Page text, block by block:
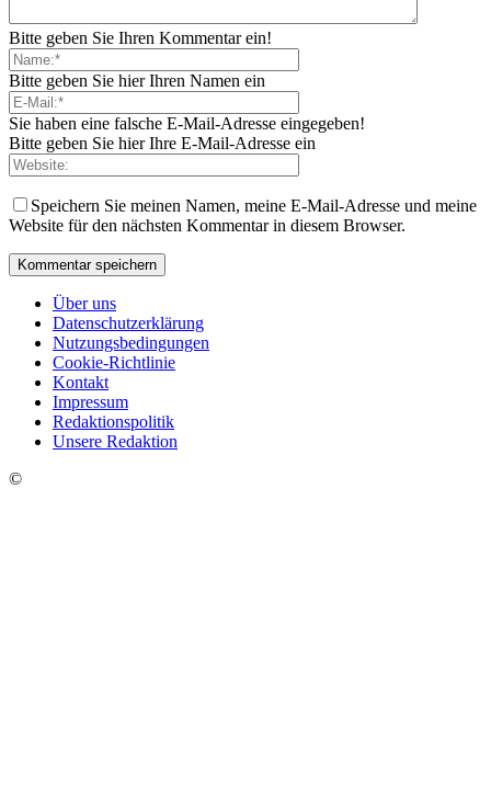
Bitte geben Sie Ihren Kommentar ein!
Bitte geben Sie hier Ihren Namen ein
Sie haben eine falsche E-Mail-Adresse eingegeben!
Bitte geben Sie hier Ihre E-Mail-Adresse ein
Speichern Sie meinen Namen, meine E-Mail-Adresse und meine
Website für den nächsten Kommentar in diesem Browser.
Über uns
Datenschutzerklärung
Nutzungsbedingungen
Cookie-Richtlinie
Kontakt
Impressum
Redaktionspolitik
Unsere Redaktion
©